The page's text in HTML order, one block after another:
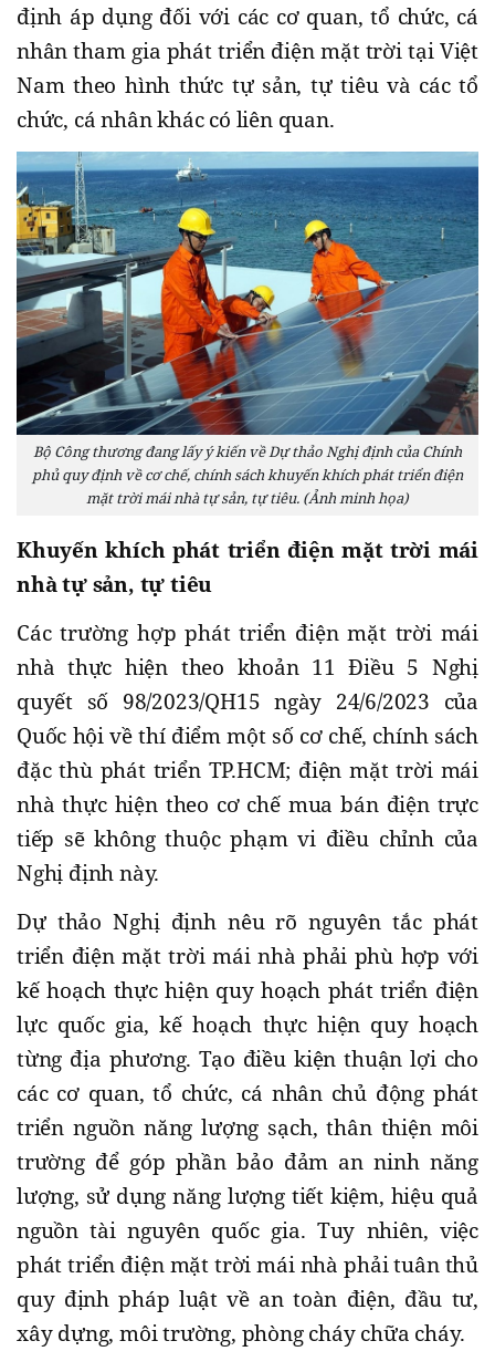
định áp dụng đối với các cơ quan, tổ chức, cá
nhân tham gia phát triển điện mặt trời tại Việt
Nam theo hình thức tự sản, tự tiêu và các tổ
chức, cá nhân khác có liên quan.
Bộ Công thương đang lấy ý kiến về Dự thảo Nghị định của Chính
phủ quy định về cơ chế, chính sách khuyến khích phát triển điện
mặt trời mái nhà tự sản, tự tiêu. (Ảnh minh họa)
Khuyến khích phát triển điện mặt trời mái
nhà tự sản, tự tiêu
Các trường hợp phát triển điện mặt trời mái
nhà thực hiện theo khoản 11 Điều 5 Nghị
quyết số 98/2023/QH15 ngày 24/6/2023 của
Quốc hội về thí điểm một số cơ chế, chính sách
đặc thù phát triển TP.HCM; điện mặt trời mái
nhà thực hiện theo cơ chế mua bán điện trực
tiếp sẽ không thuộc phạm vi điều chỉnh của
Nghị định này.
Dự thảo Nghị định nêu rõ nguyên tắc phát
triển điện mặt trời mái nhà phải phù hợp với
kế hoạch thực hiện quy hoạch phát triển điện
lực quốc gia, kế hoạch thực hiện quy hoạch
từng địa phương. Tạo điều kiện thuận lợi cho
các cơ quan, tổ chức, cá nhân chủ động phát
triển nguồn năng lượng sạch, thân thiện môi
trường để góp phần bảo đảm an ninh năng
lượng, sử dụng năng lượng tiết kiệm, hiệu quả
nguồn tài nguyên quốc gia. Tuy nhiên, việc
phát triển điện mặt trời mái nhà phải tuân thủ
quy định pháp luật về an toàn điện, đầu tư,
xây dựng, môi trường, phòng cháy chữa cháy.